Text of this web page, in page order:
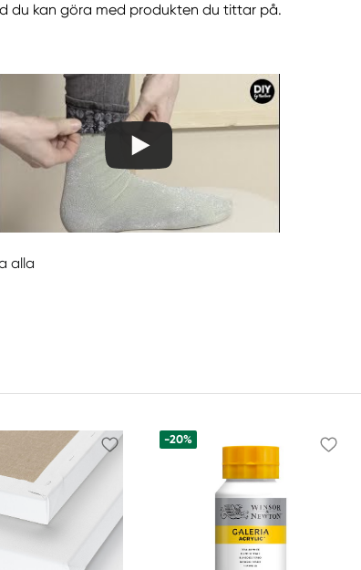
du kan göra med produkten du tittar på.
-20%